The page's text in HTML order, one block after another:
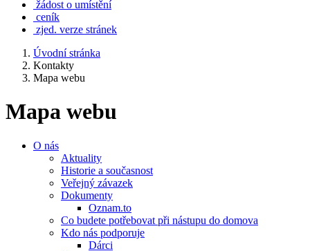
žádost o umístění
ceník
zjed. verze stránek
Úvodní stránka
Kontakty
Mapa webu
Mapa webu
O nás
Aktuality
Historie a současnost
Veřejný závazek
Dokumenty
Oznam.to
Co budete potřebovat při nástupu do domova
Kdo nás podporuje
Dárci